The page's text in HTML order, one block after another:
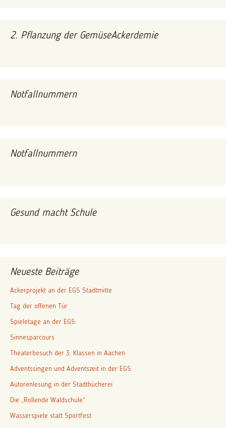
2. Pflanzung der GemüseAckerdemie
Notfallnummern
Notfallnummern
Gesund macht Schule
Neueste Beiträge
Ackerprojekt an der EGS Stadtmitte
Tag der offenen Tür
Spieletage an der EGS
Sinnesparcours
Theaterbesuch der 3. Klassen in Aachen
Adventssingen und Adventszeit in der EGS
Autorenlesung in der Stadtbücherei
Die „Rollende Waldschule“
Wasserspiele statt Sportfest